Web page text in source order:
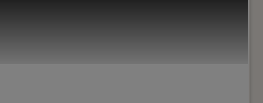
beheers je de